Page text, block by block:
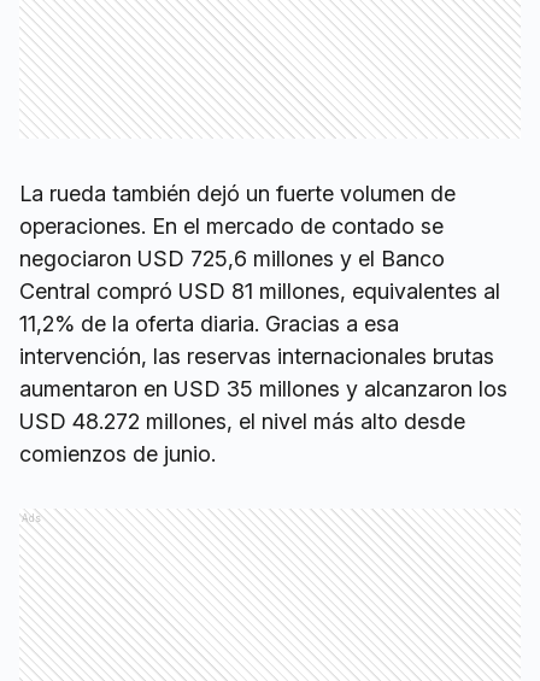
La rueda también dejó un fuerte volumen de
operaciones. En el mercado de contado se
negociaron USD 725,6 millones y el Banco
Central compró USD 81 millones, equivalentes al
11,2% de la oferta diaria. Gracias a esa
intervención, las reservas internacionales brutas
aumentaron en USD 35 millones y alcanzaron los
USD 48.272 millones, el nivel más alto desde
comienzos de junio.
Ads